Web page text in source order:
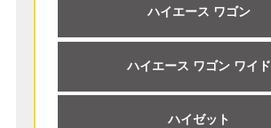
ハイエース ワゴン
ハイエース ワゴン ワイド
ハイゼット